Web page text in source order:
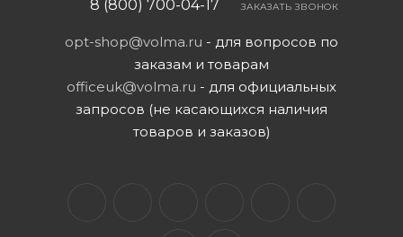
8 (800) 700-04-17 ЗАКАЗАТЬ ЗВОНОК
opt-shop@volma.ru - для вопросов по
заказам и товарам
officeuk@volma.ru - для официальных
запросов (не касающихся наличия
товаров и заказов)